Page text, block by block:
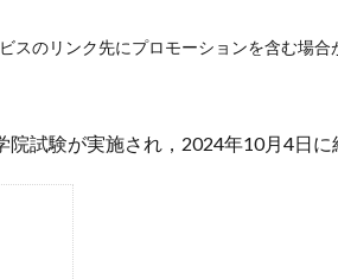
スのリンク先にプロモーションを含む場合
院試験が実施され，2024年10月4日に